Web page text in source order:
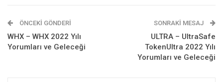
ÖNCEKI GÖNDERI
WHX – WHX 2022 Yılı
Yorumları ve Geleceği
SONRAKI MESAJ
ULTRA – UltraSafe
TokenUltra 2022 Yılı
Yorumları ve Geleceği